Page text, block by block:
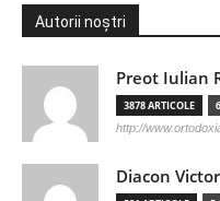
Autorii noștri
Preot Iulian
3878 ARTICOLE
http://
Diacon